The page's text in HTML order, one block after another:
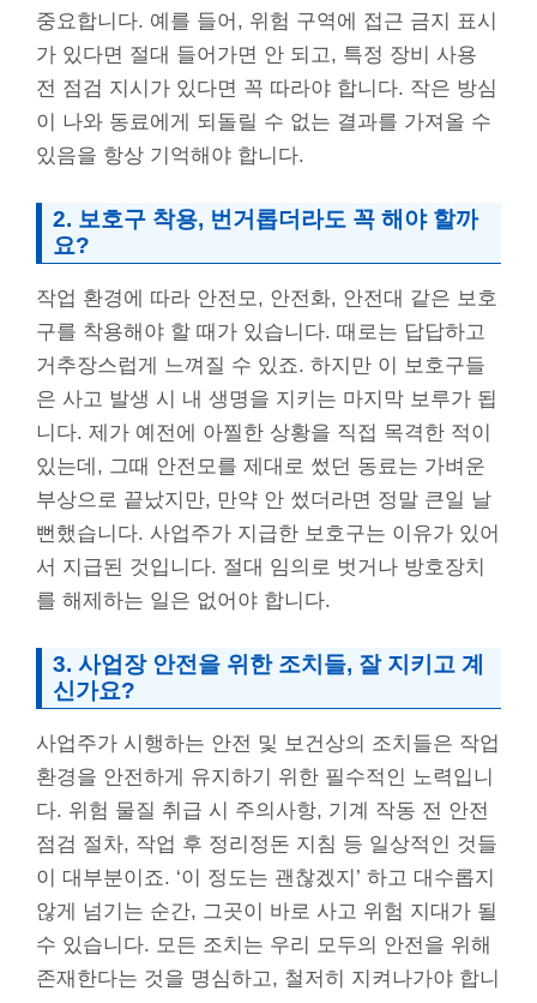
중요합니다. 예를 들어, 위험 구역에 접근 금지 표시
가 있다면 절대 들어가면 안 되고, 특정 장비 사용
전 점검 지시가 있다면 꼭 따라야 합니다. 작은 방심
이 나와 동료에게 되돌릴 수 없는 결과를 가져올 수
있음을 항상 기억해야 합니다.
2. 보호구 착용, 번거롭더라도 꼭 해야 할까
요?
작업 환경에 따라 안전모, 안전화, 안전대 같은 보호
구를 착용해야 할 때가 있습니다. 때로는 답답하고
거추장스럽게 느껴질 수 있죠. 하지만 이 보호구들
은 사고 발생 시 내 생명을 지키는 마지막 보루가 됩
니다. 제가 예전에 아찔한 상황을 직접 목격한 적이
있는데, 그때 안전모를 제대로 썼던 동료는 가벼운
부상으로 끝났지만, 만약 안 썼더라면 정말 큰일 날
뻔했습니다. 사업주가 지급한 보호구는 이유가 있어
서 지급된 것입니다. 절대 임의로 벗거나 방호장치
를 해제하는 일은 없어야 합니다.
3. 사업장 안전을 위한 조치들, 잘 지키고 계
신가요?
사업주가 시행하는 안전 및 보건상의 조치들은 작업
환경을 안전하게 유지하기 위한 필수적인 노력입니
다. 위험 물질 취급 시 주의사항, 기계 작동 전 안전
점검 절차, 작업 후 정리정돈 지침 등 일상적인 것들
이 대부분이죠. ‘이 정도는 괜찮겠지’ 하고 대수롭지
않게 넘기는 순간, 그곳이 바로 사고 위험 지대가 될
수 있습니다. 모든 조치는 우리 모두의 안전을 위해
존재한다는 것을 명심하고, 철저히 지켜나가야 합니